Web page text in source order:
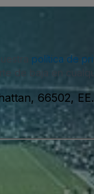
política de
de baja en
66502,